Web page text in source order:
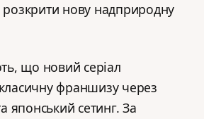
розкрити нову надприродну
що новий серіал
франшизу через
японський сетинг. За